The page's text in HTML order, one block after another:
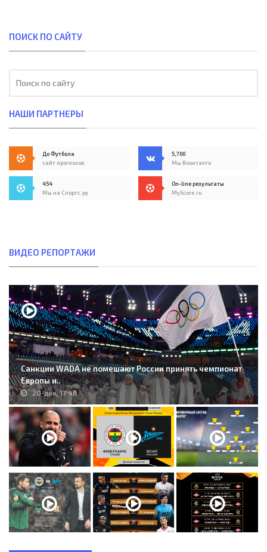
ПОИСК ПО САЙТУ
НАШИ ПАРТНЕРЫ
До Футбола
сайт прогнозов
5,700
Мы Вконтакте
454
Мы на Спортс.ру
On-line результаты
MyScore.ru
ВИДЕО РЕПОРТАЖИ
Санкции WADA не помешают России принять чемпионат
Европы и..
20-дек, 17:48